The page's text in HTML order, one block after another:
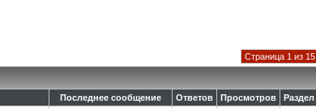
Страница 1 из 15
Последнее сообщение Ответов Просмотров Раздел